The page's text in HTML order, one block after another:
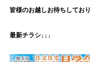
皆様のお越しお待ちしてお
最新チラシ↓↓↓